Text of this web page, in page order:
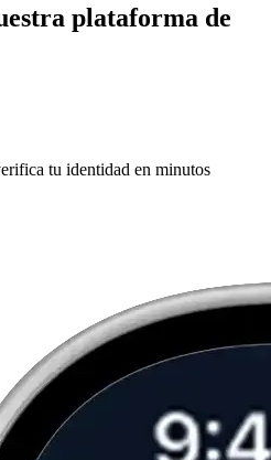
plataforma de
tu identidad en minutos